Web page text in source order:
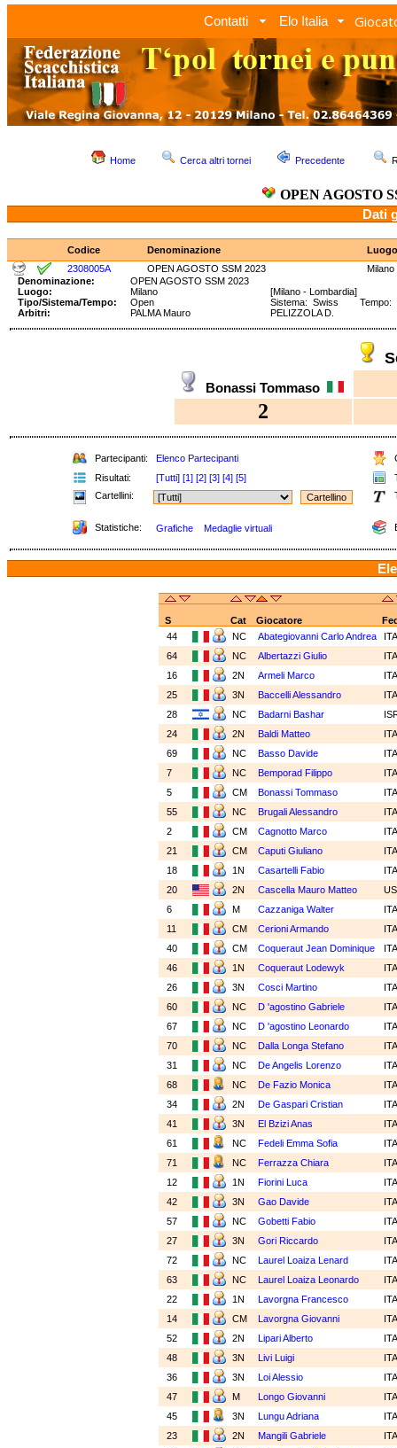
Contatti Elo Italia
Home Cerca altri tornei Precedente
OPEN AGOSTO
Dati
Codice Denominazione
Luogo
2308005A
OPEN AGOSTO SSM 2023
Milano
Denominazione:
OPEN AGOSTO SSM 2023
Luogo:
Milano
[Milano - Lombardia]
Tipo/Sistema/Tempo:
Open
Sistema: Swiss Tempo:
Arbitri:
PALMA Mauro PELIZZOLA D.
Bonassi Tommaso
2
Partecipanti: Elenco Partecipanti
Risultati:
[Tutti] [1] [2] [3] [4] [5]
Cartellini:
Statistiche: Grafiche Medaglie virtuali
S Cat Giocatore
44
NC Abategiovanni Carlo Andrea
64
NC Albertazzi Giulio
16
2N Armeli Marco
25
3N Baccelli Alessandro
28
NC Badarni Bashar
24
2N Baldi Matteo
69
NC Basso Davide
7
NC Bemporad Filippo
5
CM Bonassi Tommaso
55
NC Brugali Alessandro
2
CM Cagnotto Marco
21
CM Caputi Giuliano
18
1N Casartelli Fabio
20
2N Cascella Mauro Matteo
6
M Cazzaniga Walter
11
CM Cerioni Armando
40
CM Coqueraut Jean Dominique
46
1N Coqueraut Lodewyk
26
3N Cosci Martino
60
NC D 'agostino Gabriele
67
NC D 'agostino Leonardo
70
NC Dalla Longa Stefano
31
NC De Angelis Lorenzo
68
NC De Fazio Monica
34
2N De Gaspari Cristian
41
3N El Bzizi Anas
61
NC Fedeli Emma Sofia
71
NC Ferrazza Chiara
12
1N Fiorini Luca
42
3N Gao Davide
57
NC Gobetti Fabio
27
3N Gori Riccardo
72
NC Laurel Loaiza Lenard
63
NC Laurel Loaiza Leonardo
22
1N Lavorgna Francesco
14
CM Lavorgna Giovanni
52
2N Lipari Alberto
48
3N Livi Luigi
36
3N Loi Alessio
47
M Longo Giovanni
45
3N Lungu Adriana
23
2N Mangili Gabriele